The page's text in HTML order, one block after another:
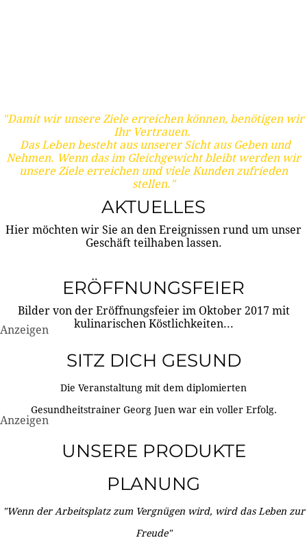
"Damit wir unsere Ziele erreichen können, benötigen wir
Ihr Vertrauen.
Das Leben besteht aus unserer Sicht aus Geben und
Nehmen. Wenn das im Gleichgewicht bleibt werden wir
unsere Ziele erreichen und viele Kunden zufrieden
stellen."
AKTUELLES
Hier möchten wir Sie an den Ereignissen rund um unser
Geschäft teilhaben lassen.
ERÖFFNUNGSFEIER
Bilder von der Eröffnungsfeier im Oktober 2017 mit
kulinarischen Köstlichkeiten...
Anzeigen
SITZ DICH GESUND
Die Veranstaltung mit dem diplomierten
Gesundheitstrainer Georg Juen war ein voller Erfolg.
Anzeigen
UNSERE PRODUKTE
PLANUNG
"Wenn der Arbeitsplatz zum Vergnügen wird, wird das Leben zur
Freude"